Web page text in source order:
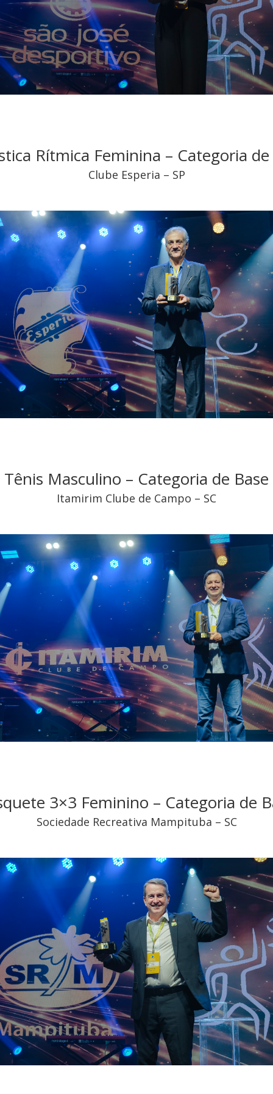
Rítmica Feminina – Categoria de
Clube Esperia – SP
Tênis Masculino – Categoria de Base
Itamirim Clube de Campo – SC
3×3 Feminino – Categoria de
Sociedade Recreativa Mampituba – SC